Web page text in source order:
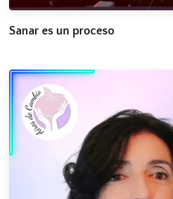
Sanar es un proceso